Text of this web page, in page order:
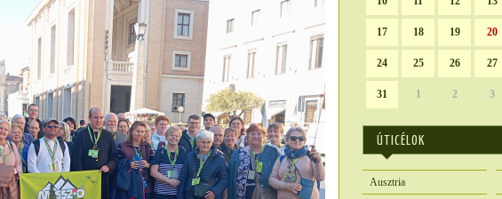
17 18 19 20
24 25 26 27
31 1 2 3
ÚTICÉLOK
Ausztria